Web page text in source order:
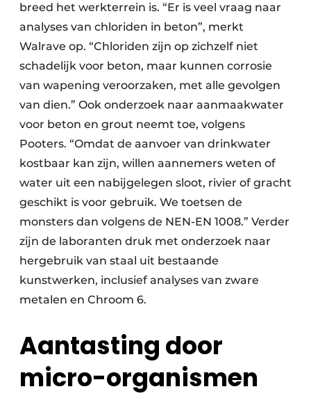
breed het werkterrein is. “Er is veel vraag naar
analyses van chloriden in beton”, merkt
Walrave op. “Chloriden zijn op zichzelf niet
schadelijk voor beton, maar kunnen corrosie
van wapening veroorzaken, met alle gevolgen
van dien.” Ook onderzoek naar aanmaakwater
voor beton en grout neemt toe, volgens
Pooters. “Omdat de aanvoer van drinkwater
kostbaar kan zijn, willen aannemers weten of
water uit een nabijgelegen sloot, rivier of gracht
geschikt is voor gebruik. We toetsen de
monsters dan volgens de NEN-EN 1008.” Verder
zijn de laboranten druk met onderzoek naar
hergebruik van staal uit bestaande
kunstwerken, inclusief analyses van zware
metalen en Chroom 6.
Aantasting door
micro-organismen